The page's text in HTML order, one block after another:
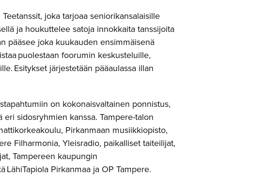
joka tarjoaa seniorikansalaisille
ja houkuttelee satoja innokkaita tanssijoita
pääsee joka kuukauden ensimmäisenä
puolestaan foorumin keskusteluille,
Esitykset järjestetään pääaulassa illan
on kokonaisvaltainen ponnistus,
sidosryhmien kanssa. Tampere-talon
Pirkanmaan musiikkiopisto,
Filharmonia, Yleisradio, paikalliset taiteilijat,
Tampereen kaupungin
Pirkanmaa ja OP Tampere.